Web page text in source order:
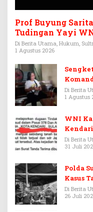
Prof Buyung
Tudingan Yayi
Rp3,6 Miliar
Di Berita Utama, Hukum,
1 Agustus 2026
Di Berita
1 Agustus
WNI
Di Berita
31 Juli
Polda
Kasus
Di Berita
26 Juli